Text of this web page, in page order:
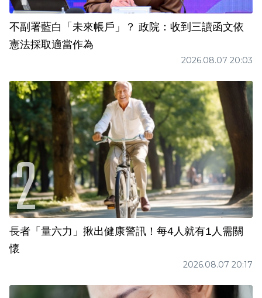
不副署藍白「未來帳戶」？ 政院：收到三讀函文依
憲法採取適當作為
2026.08.07 20:03
長者「量六力」揪出健康警訊！每4人就有1人需關
懷
2026.08.07 20:17